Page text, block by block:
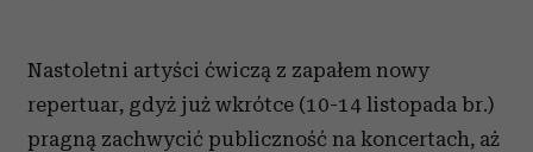
Nastoletni artyści ćwiczą z zapałem nowy
repertuar, gdyż już wkrótce (10-14 listopada br.)
pragną zachwycić publiczność na koncertach, aż